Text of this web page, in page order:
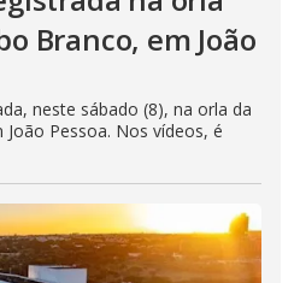
Branco, em João
neste sábado (8), na orla da
Pessoa. Nos vídeos, é